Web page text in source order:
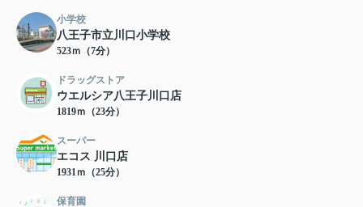
小学校
八王子市立川口小学校
523ｍ（7分）
ドラッグストア
ウエルシア八王子川口店
1819ｍ（23分）
スーパー
エコス 川口店
1931ｍ（25分）
保育園